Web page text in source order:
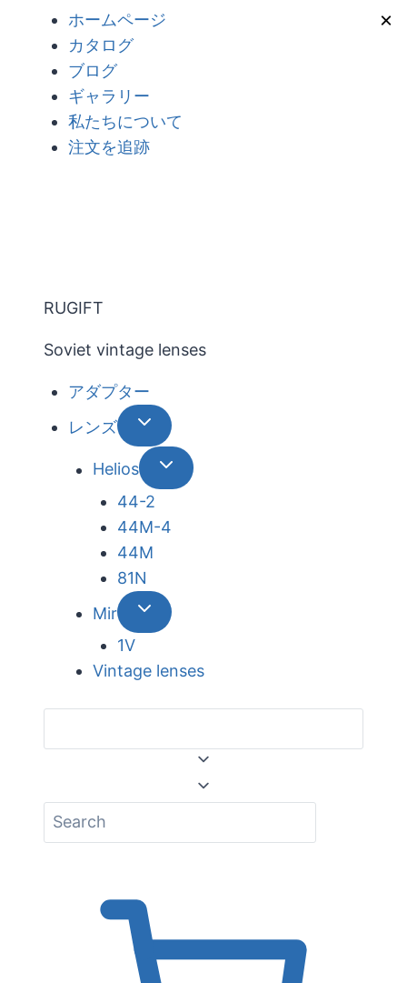
ホームページ
カタログ
ブログ
ギャラリー
私たちについて
注文を追跡
RUGIFT
Soviet vintage lenses
アダプター
レンズ
Helios
44-2
44М-4
44М
81N
Mir
1V
Vintage lenses
×